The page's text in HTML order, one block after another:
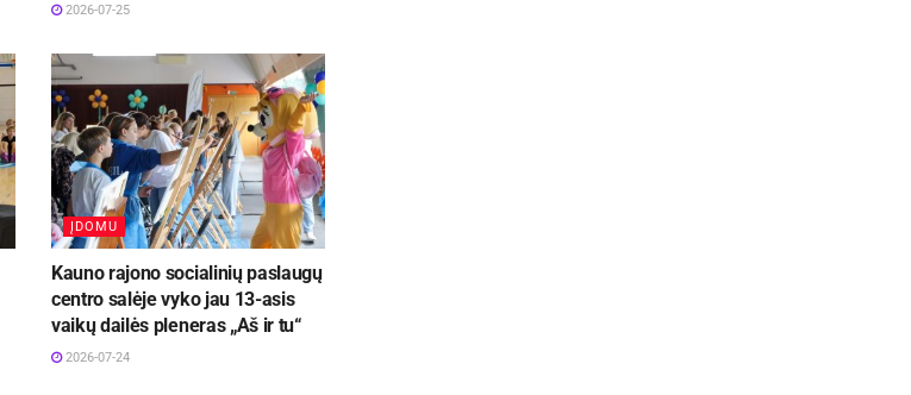
2026-07-25
ĮDOMU
Kauno rajono socialinių paslaugų
centro salėje vyko jau 13-asis
vaikų dailės pleneras „Aš ir tu“
2026-07-24